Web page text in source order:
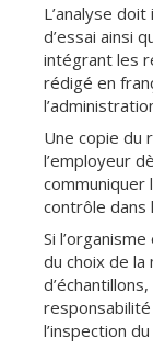
L’analyse
d’essai ainsi
intégrant les
rédigé en
Une copie du
l’employeur
communiquer
contrôle dans
Si
du choix de la
l’inspection